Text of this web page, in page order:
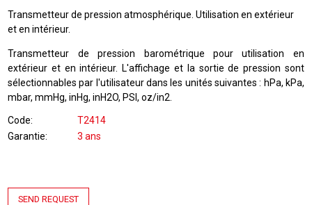
Transmetteur de pression atmosphérique. Utilisation en extérieur
et en intérieur.
Transmetteur de pression barométrique pour utilisation en
extérieur et en intérieur. L'affichage et la sortie de pression sont
sélectionnables par l'utilisateur dans les unités suivantes : hPa, kPa,
mbar, mmHg, inHg, inH2O, PSI, oz/in2.
Code
T2414
Garantie
3 ans
SEND REQUEST